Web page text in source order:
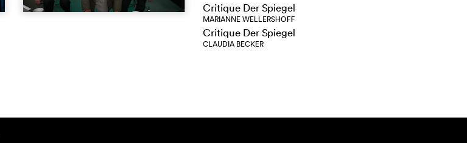
Critique Der Spiegel
MARIANNE WELLERSHOFF
Critique Der Spiegel
CLAUDIA BECKER